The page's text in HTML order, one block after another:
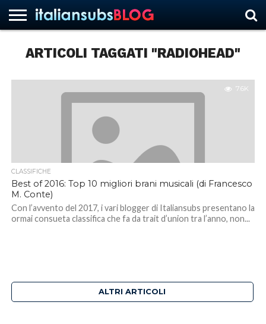
NEWS
ASCOLTI
RECENSIONI
INTERVISTE
CURIOSITÀ
CHI
CONTATTACI
FORUM
ITALIANSUBS
ARTICOLI TAGGATI "RADIOHEAD"
7.6K
CLASSIFICHE
Best of 2016: Top 10 migliori brani musicali (di Francesco
M. Conte)
Con l’avvento del 2017, i vari blogger di Italiansubs presentano la
ormai consueta classifica che fa da trait d’union tra l’anno, non...
ALTRI ARTICOLI